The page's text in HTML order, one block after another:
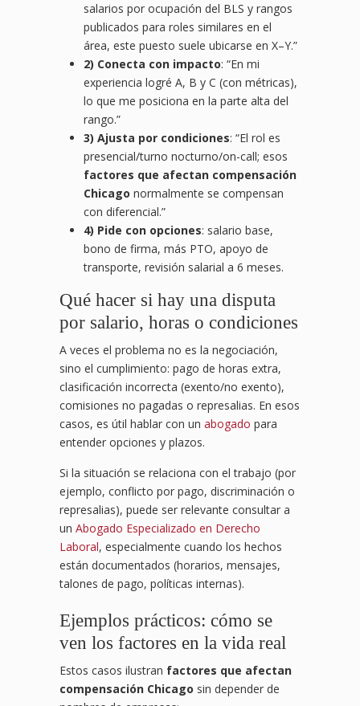
salarios por ocupación del BLS y rangos
publicados para roles similares en el
área, este puesto suele ubicarse en X–Y.”
2) Conecta con impacto: “En mi
experiencia logré A, B y C (con métricas),
lo que me posiciona en la parte alta del
rango.”
3) Ajusta por condiciones: “El rol es
presencial/turno nocturno/on-call; esos
factores que afectan compensación
Chicago normalmente se compensan
con diferencial.”
4) Pide con opciones: salario base,
bono de firma, más PTO, apoyo de
transporte, revisión salarial a 6 meses.
Qué hacer si hay una disputa
por salario, horas o condiciones
A veces el problema no es la negociación,
sino el cumplimiento: pago de horas extra,
clasificación incorrecta (exento/no exento),
comisiones no pagadas o represalias. En esos
casos, es útil hablar con un abogado para
entender opciones y plazos.
Si la situación se relaciona con el trabajo (por
ejemplo, conflicto por pago, discriminación o
represalias), puede ser relevante consultar a
un Abogado Especializado en Derecho
Laboral, especialmente cuando los hechos
están documentados (horarios, mensajes,
talones de pago, políticas internas).
Ejemplos prácticos: cómo se
ven los factores en la vida real
Estos casos ilustran factores que afectan
compensación Chicago sin depender de